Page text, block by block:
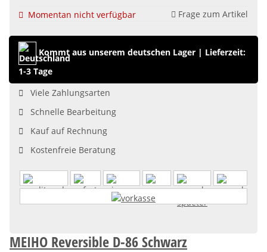
Momentan nicht verfügbar Frage zum Artikel
Kommt aus unserem deutschen Lager | Lieferzeit:
1-3 Tage
Viele Zahlungsarten
Schnelle Bearbeitung
Kauf auf Rechnung
Kostenfreie Beratung
MEIHO Reversible D-86 Schwarz